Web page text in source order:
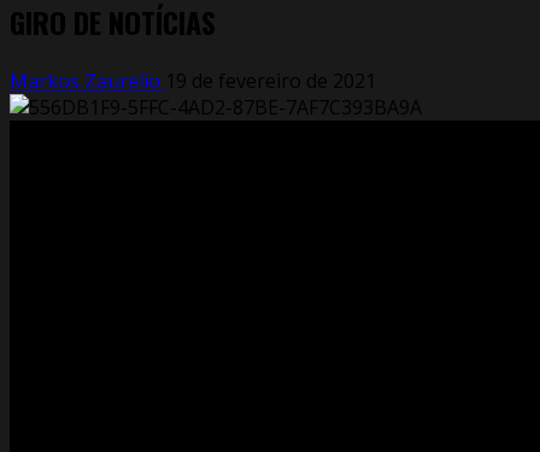
GIRO DE NOTÍCIAS
Markos Zaurelio 19 de fevereiro de 2021